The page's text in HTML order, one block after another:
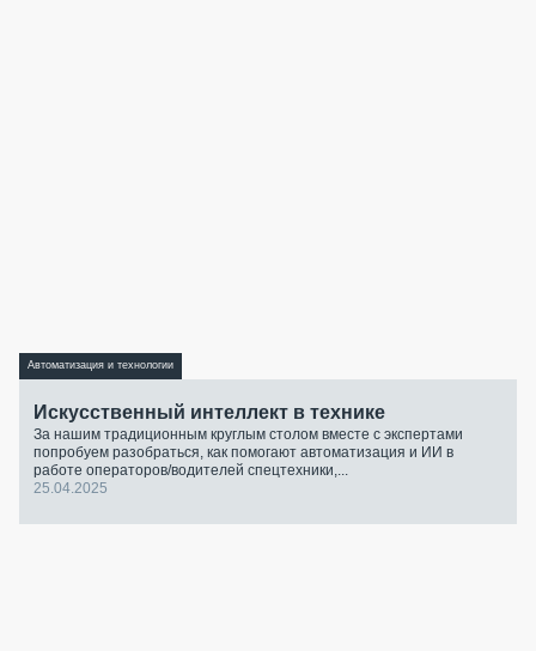
Автоматизация и технологии
Искусственный интеллект в технике
За нашим традиционным круглым столом вместе с экспертами
попробуем разобраться, как помогают автоматизация и ИИ в
работе операторов/водителей спецтехники,...
25.04.2025